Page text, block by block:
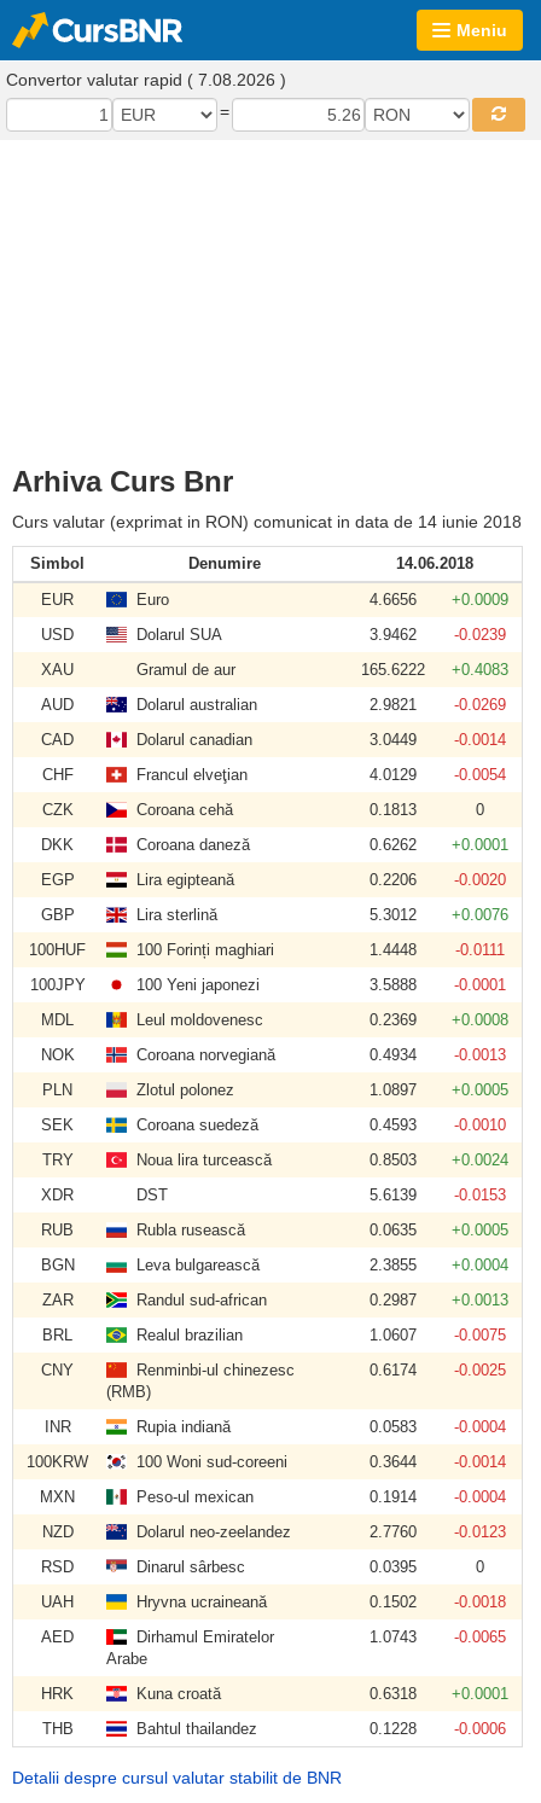
Meniu
Convertor valutar rapid ( 7.08.2026 )
=
Arhiva Curs Bnr
Curs valutar (exprimat in RON) comunicat in data de 14 iunie 2018
Simbol Denumire
14.06.2018
EUR
Euro 4.6656
+0.0009
USD
Dolarul SUA 3.9462
-0.0239
XAU
Gramul de aur 165.6222
+0.4083
AUD
Dolarul australian 2.9821
-0.0269
CAD
Dolarul canadian 3.0449
-0.0014
CHF
Francul elveţian 4.0129
-0.0054
CZK
Coroana cehă 0.1813
0
DKK
Coroana daneză 0.6262
+0.0001
EGP
Lira egipteană 0.2206
-0.0020
GBP
Lira sterlină 5.3012
+0.0076
100HUF
100 Forinți maghiari 1.4448
-0.0111
100JPY
100 Yeni japonezi 3.5888
-0.0001
MDL
Leul moldovenesc 0.2369
+0.0008
NOK
Coroana norvegiană 0.4934
-0.0013
PLN
Zlotul polonez 1.0897
+0.0005
SEK
Coroana suedeză 0.4593
-0.0010
TRY
Noua lira turcească 0.8503
+0.0024
XDR
DST 5.6139
-0.0153
RUB
Rubla rusească 0.0635
+0.0005
BGN
Leva bulgarească 2.3855
+0.0004
ZAR
Randul sud-african 0.2987
+0.0013
BRL
Realul brazilian 1.0607
-0.0075
CNY
Renminbi-ul chinezesc
(RMB)
0.6174 -0.0025
INR Rupia indiană 0.0583
-0.0004
100KRW
100 Woni sud-coreeni 0.3644
-0.0014
MXN
Peso-ul mexican 0.1914
-0.0004
NZD
Dolarul neo-zeelandez 2.7760
-0.0123
RSD
Dinarul sârbesc 0.0395
0
UAH
Hryvna ucraineană 0.1502
-0.0018
AED
Dirhamul Emiratelor
Arabe
1.0743 -0.0065
HRK Kuna croată 0.6318
+0.0001
THB
Bahtul thailandez 0.1228 -0.0006
Detalii despre cursul valutar stabilit de BNR